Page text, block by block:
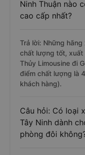
Ninh Thuận nào
cao cấp nhất?
Trả lời: Những hãng
chất lượng tốt, xuất
Thủy Limousine đi
điểm chất lượng là
khách hàng).
Câu hỏi: Có loại
Tây Ninh dành
phòng đôi